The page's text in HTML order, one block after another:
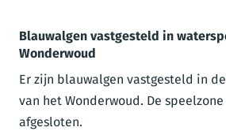
Blauwalgen vastgesteld in
Wonderwoud
Er zijn blauwalgen vastgesteld in
van het Wonderwoud. De
afgesloten.